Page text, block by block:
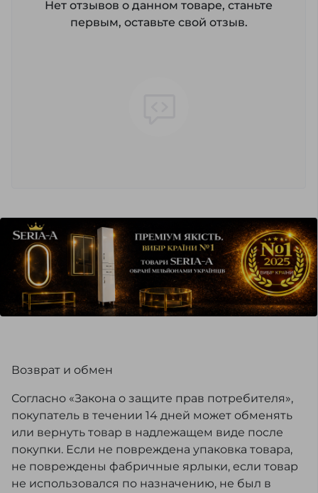
Нет отзывов о данном товаре, станьте
первым, оставьте свой отзыв.
Возврат и обмен
Согласно «Закона о защите прав потребителя»,
покупатель в течении 14 дней может обменять
или вернуть товар в надлежащем виде после
покупки. Если не повреждена упаковка товара,
не повреждены фабричные ярлыки, если товар
не использовался по назначению, не был в